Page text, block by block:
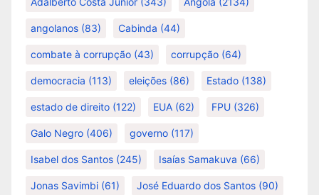
angolanos (83) Cabinda (44)
combate à corrupção (43) corrupção (64)
democracia (113) eleições (86) Estado (138)
estado de direito (122) EUA (62) FPU (326)
Galo Negro (406) governo (117)
Isabel dos Santos (245) Isaías Samakuva (66)
Jonas Savimbi (61) José Eduardo dos Santos (90)